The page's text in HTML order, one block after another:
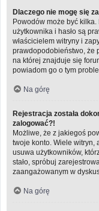
Dlaczego nie mogę się
Powodów może być
użytkownika i hasło są
właścicielem witryny i
prawdopodobieństwo, że
na której znajduje się
powiadom go o tym
Na górę
Rejestracja została
zalogować?!
Możliwe, że z jakiegoś
twoje konto. Wiele witryn,
usuwa użytkowników,
stało, spróbuj
zaangażowanym w
Na górę